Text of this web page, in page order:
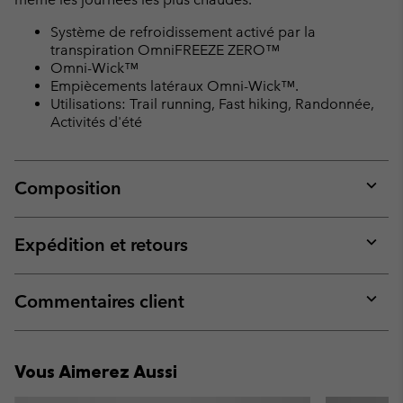
Système de refroidissement activé par la
transpiration OmniFREEZE ZERO™
Omni-Wick™
Empiècements latéraux Omni-Wick™.
Utilisations: Trail running, Fast hiking, Randonnée,
Activités d'été
Composition
or
Expédition et retours
or
Commentaires client
or
Vous Aimerez Aussi